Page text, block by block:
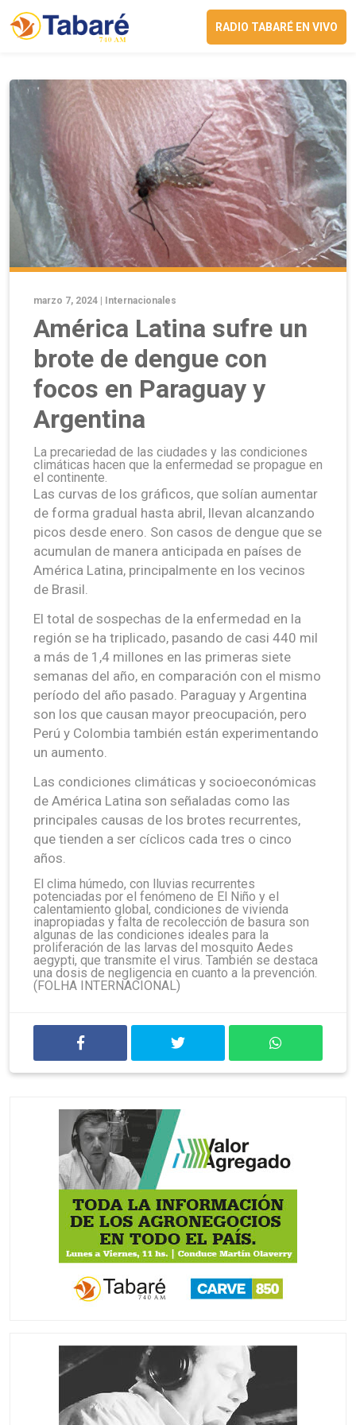
RADIO TABARÉ EN VIVO
marzo 7, 2024 | Internacionales
América Latina sufre un
brote de dengue con
focos en Paraguay y
Argentina
La precariedad de las ciudades y las condiciones
climáticas hacen que la enfermedad se propague en
el continente.
Las curvas de los gráficos, que solían aumentar
de forma gradual hasta abril, llevan alcanzando
picos desde enero. Son casos de dengue que se
acumulan de manera anticipada en países de
América Latina, principalmente en los vecinos
de Brasil.
El total de sospechas de la enfermedad en la
región se ha triplicado, pasando de casi 440 mil
a más de 1,4 millones en las primeras siete
semanas del año, en comparación con el mismo
período del año pasado. Paraguay y Argentina
son los que causan mayor preocupación, pero
Perú y Colombia también están experimentando
un aumento.
Las condiciones climáticas y socioeconómicas
de América Latina son señaladas como las
principales causas de los brotes recurrentes,
que tienden a ser cíclicos cada tres o cinco
años.
El clima húmedo, con lluvias recurrentes
potenciadas por el fenómeno de El Niño y el
calentamiento global, condiciones de vivienda
inapropiadas y falta de recolección de basura son
algunas de las condiciones ideales para la
proliferación de las larvas del mosquito Aedes
aegypti, que transmite el virus. También se destaca
una dosis de negligencia en cuanto a la prevención.
(FOLHA INTERNACIONAL)